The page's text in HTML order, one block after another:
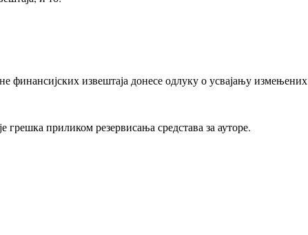
финансијских извештаја донесе одлуку о усвајању измењених
приликом резервисања средстава за ауторе.